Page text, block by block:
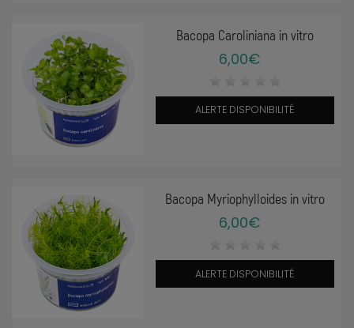
Bacopa Caroliniana in vitro
6,00€
ALERTE DISPONIBILITÉ
Bacopa Myriophylloides in vitro
6,00€
ALERTE DISPONIBILITÉ